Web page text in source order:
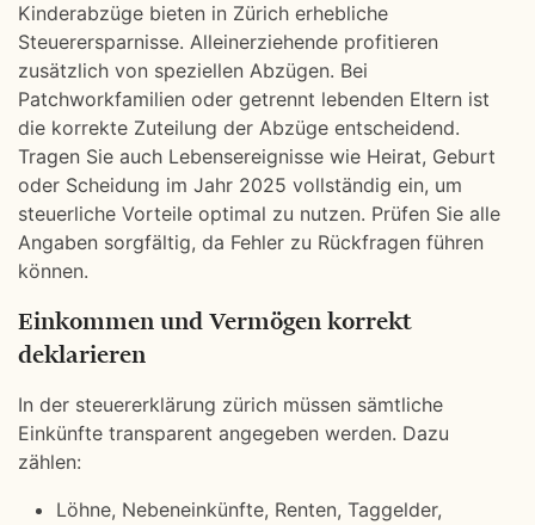
Kinderabzüge bieten in Zürich erhebliche
Steuerersparnisse. Alleinerziehende profitieren
zusätzlich von speziellen Abzügen. Bei
Patchworkfamilien oder getrennt lebenden Eltern ist
die korrekte Zuteilung der Abzüge entscheidend.
Tragen Sie auch Lebensereignisse wie Heirat, Geburt
oder Scheidung im Jahr 2025 vollständig ein, um
steuerliche Vorteile optimal zu nutzen. Prüfen Sie alle
Angaben sorgfältig, da Fehler zu Rückfragen führen
können.
Einkommen und Vermögen korrekt
deklarieren
In der steuererklärung zürich müssen sämtliche
Einkünfte transparent angegeben werden. Dazu
zählen:
Löhne, Nebeneinkünfte, Renten, Taggelder,